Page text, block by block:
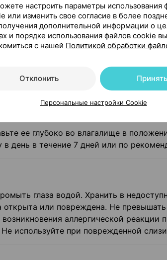
и менопаузе;
периоде;
стресса.
ее глубоко во влагалище в
день в течение 7 дней или по
глаза водой. Хранить в
открыта или повреждена. Не
аллергической реакции
используйте при поврежденной
настроить параметры использования
или изменить свое согласие в более
дополнительной информации о
и порядке использования файлов cookie
с нашей Политикой обработки
Отклонить Принять
Персональные настройки Cookie